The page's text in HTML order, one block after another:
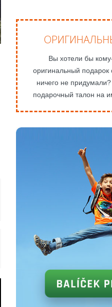
Вы хотели бы
оригинальный
ничего не
подарочный талон на